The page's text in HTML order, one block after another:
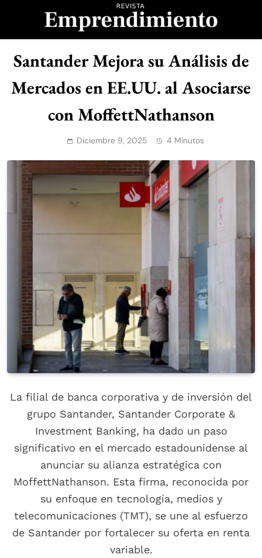
Revista
Emprendimiento
Santander Mejora su Análisis de
Mercados en EE.UU. al Asociarse
con MoffettNathanson
Diciembre 9, 2025 4 Minutos
La filial de banca corporativa y de inversión del
grupo Santander, Santander Corporate &
Investment Banking, ha dado un paso
significativo en el mercado estadounidense al
anunciar su alianza estratégica con
MoffettNathanson. Esta firma, reconocida por
su enfoque en tecnología, medios y
telecomunicaciones (TMT), se une al esfuerzo
de Santander por fortalecer su oferta en renta
variable.